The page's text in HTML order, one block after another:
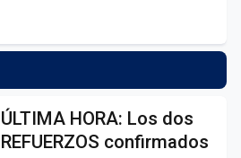
ÚLTIMA HORA: Los dos
REFUERZOS confirmados